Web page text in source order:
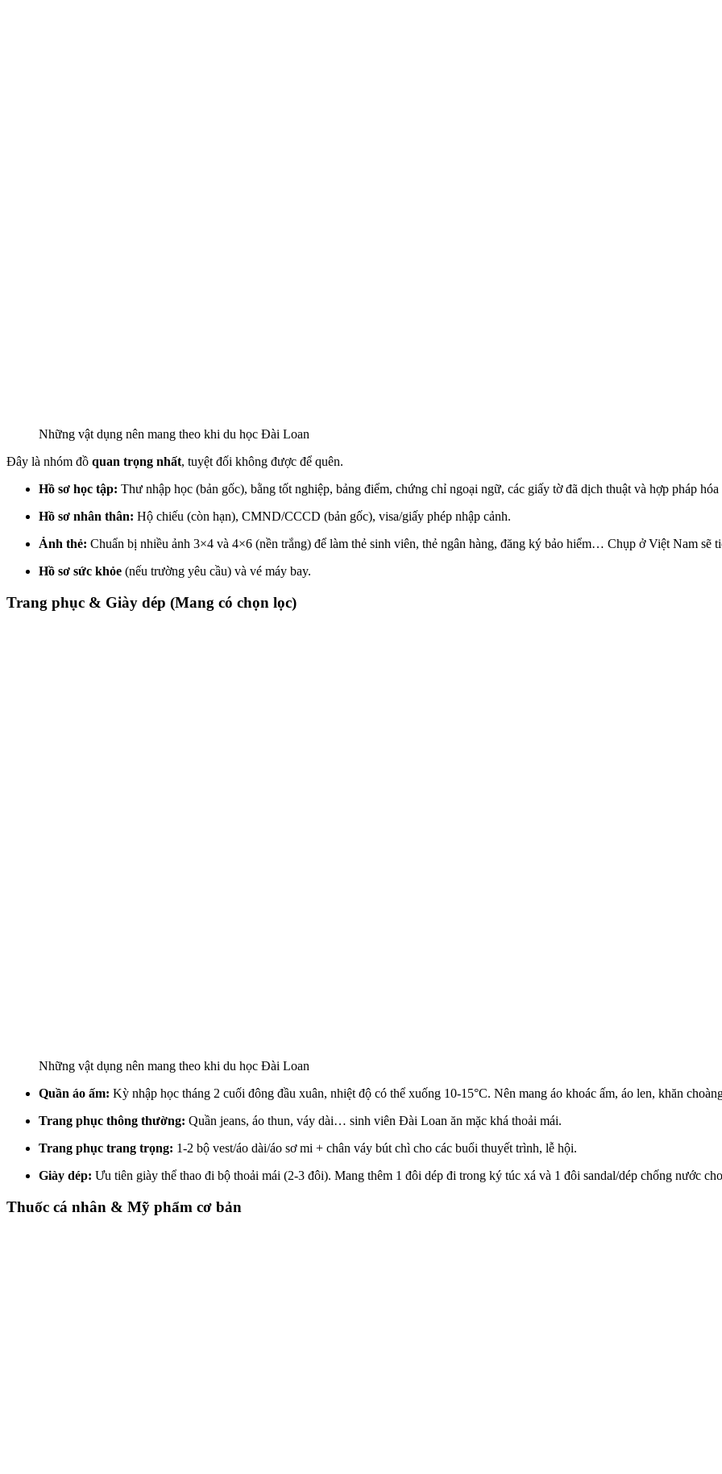
Những vật dụng nên mang theo khi du học Đài Loan
Đây là nhóm đồ quan trọng nhất, tuyệt đối không được để quên.
Hồ sơ học tập: Thư nhập học (bản gốc), bằng tốt nghiệp, bảng điểm, chứng chỉ ngoại ngữ, các giấy tờ đã dịch thuật và hợp pháp hóa
Hồ sơ nhân thân: Hộ chiếu (còn hạn), CMND/CCCD (bản gốc), visa/giấy phép nhập cảnh.
Ảnh thẻ: Chuẩn bị nhiều ảnh 3×4 và 4×6 (nền trắng) để làm thẻ sinh viên, thẻ ngân hàng, đăng ký bảo hiểm… Chụp ở Việt Nam sẽ
Hồ sơ sức khỏe (nếu trường yêu cầu) và vé máy bay.
Trang phục & Giày dép (Mang có chọn lọc)
Những vật dụng nên mang theo khi du học Đài Loan
Quần áo ấm: Kỳ nhập học tháng 2 cuối đông đầu xuân, nhiệt độ có thể xuống 10-15°C. Nên mang áo khoác ấm, áo len, khăn
Trang phục thông thường: Quần jeans, áo thun, váy dài… sinh viên Đài Loan ăn mặc khá thoải mái.
Trang phục trang trọng: 1-2 bộ vest/áo dài/áo sơ mi + chân váy bút chì cho các buổi thuyết trình, lễ hội.
Giày dép: Ưu tiên giày thể thao đi bộ thoải mái (2-3 đôi). Mang thêm 1 đôi dép đi trong ký túc xá và 1 đôi sandal/dép chống nước
Thuốc cá nhân & Mỹ phẩm cơ bản